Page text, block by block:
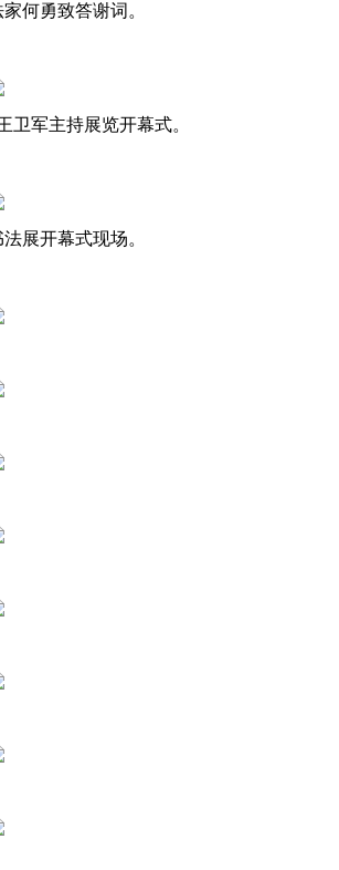
何勇致答谢词。
卫军主持展览开幕式。
展开幕式现场。